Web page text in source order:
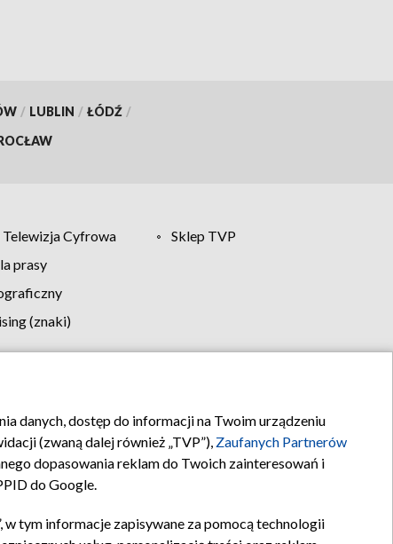
/ LUBLIN / ŁÓDŹ /
Telewizja Cyfrowa
Sklep TVP
prasy
(znaki)
Kontakt
danych, dostęp do informacji na Twoim urządzeniu
(zwaną dalej również „TVP”), Zaufanych Partnerów
dopasowania reklam do Twoich zainteresowań i
do Google.
w tym informacje zapisywane za pomocą technologii